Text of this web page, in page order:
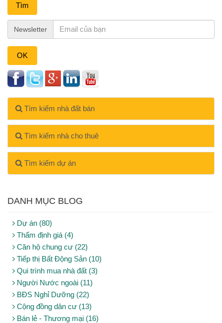
Tìm
Newsletter
OK
Tìm kiếm nhà đất bán
Tìm kiếm nhà cho thuê
Tìm kiếm dự án
DANH MỤC BLOG
Dự án (80)
Thẩm định giá (4)
Căn hộ chung cư (22)
Tiếp thị Bất Động Sản (10)
Qui trình mua nhà đất (3)
Người Nước ngoài (11)
BĐS Nghỉ Dưỡng (22)
Cộng đồng dân cư (13)
Bán lẻ - Thương mại (16)